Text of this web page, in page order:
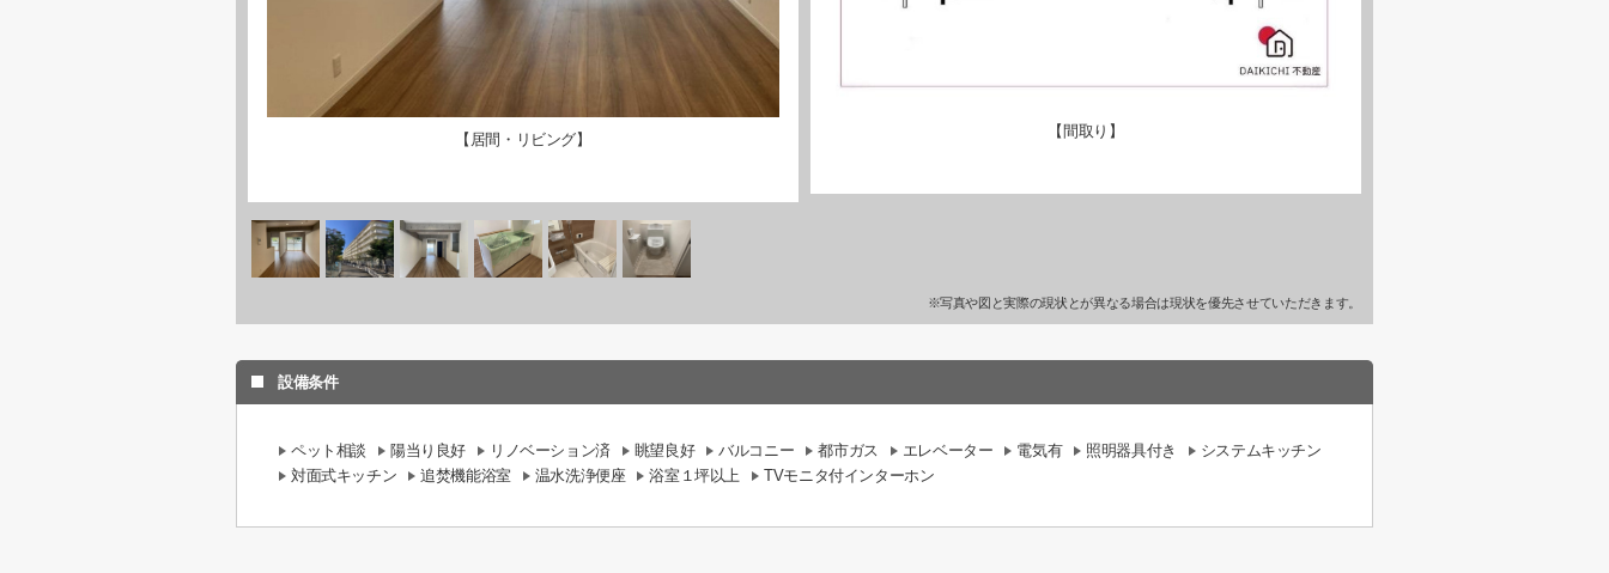
【居間・リビング】 【間取り】
※写真や図と実際の現状とが異なる場合は現状を優先させていただきます。
設備条件
ペット相談 陽当り良好 リノベーション済 眺望良好 バルコニー 都市ガス エレベーター 電気有 照明器具付き
システムキッチン
対面式キッチン
追焚機能浴室 温水洗浄便座 浴室１坪以上 TVモニタ付インターホン